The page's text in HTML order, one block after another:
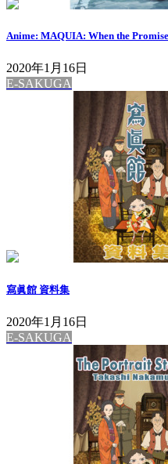
Anime: MAQUIA: When the
2020年1月16日
E-SAKUGA
寫眞館 資料集
2020年1月16日
E-SAKUGA